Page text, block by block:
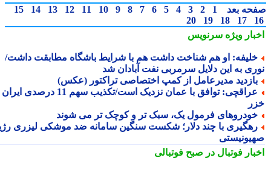
بعد 1
2
3
4
5
6
7
8
9
10
11
12
13
14
15
17
18
19
20
ویژهسرنویس
او هم شناخت داشت هم با شرایط باشگاه مطابقت داشت/
به این دلایل سرمربی نفت آبادان شد
مدیرعامل از کمپ اختصاصی تراکتور (عکس)
عراقچی: توافق با عمان نزدیک است/تکذیب سهم 11 درصدی ایران از
فرمول یک، سبک تر و کوچک تر می شوند
با چند دلار؛ شکست سنگین سامانه ضد موشکی لیزری رژیم
فوتبال در صبح فوتبالی